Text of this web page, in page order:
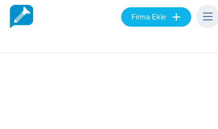
Firma Ekle +